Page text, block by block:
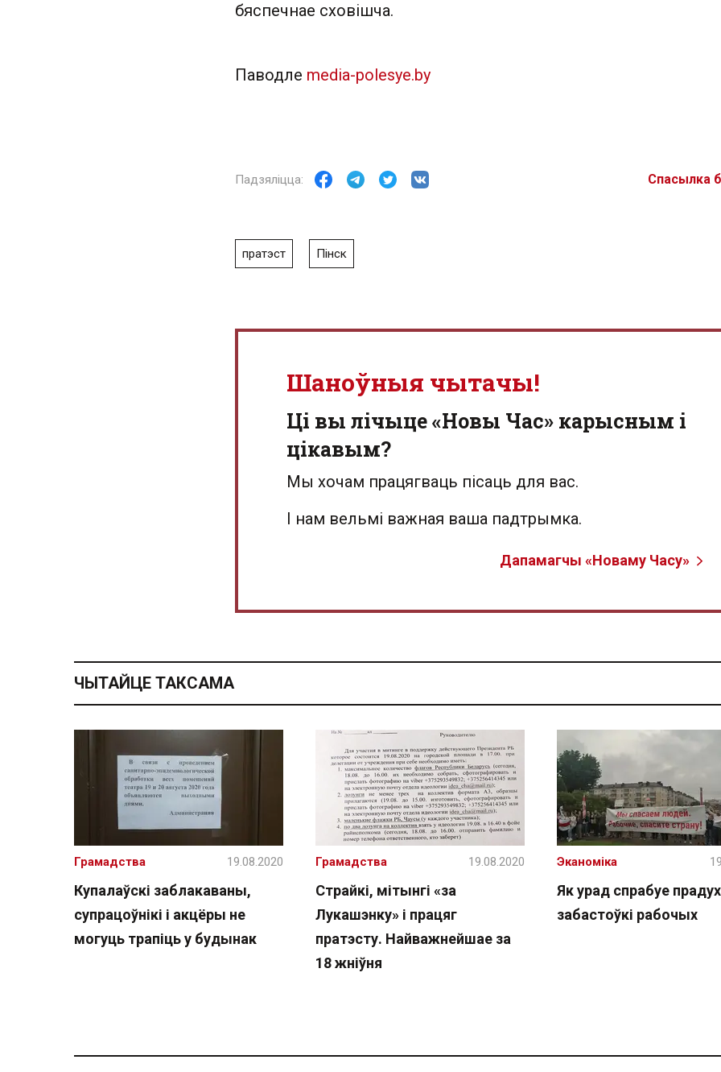
бяспечнае сховішча.
Паводле media-polesye.by
Спасылка
пратэст Пінск
Шаноўныя чытачы!
Ці вы лічыце «Новы Час» карысным і
цікавым?
Мы хочам працягваць пісаць для вас.
І нам вельмі важная ваша падтрымка.
Дапамагчы «Новаму Часу»
ЧЫТАЙЦЕ ТАКСАМА
Купалаўскі заблакаваны,
супрацоўнікі і акцёры не
могуць трапіць у будынак
Грамадства 19.08.2020
Страйкі, мітынгі «за
Лукашэнку» і працяг
пратэсту. Найважнейшае за
18 жніўня
Грамадства 19.08.2020
Як урад спрабуе
забастоўкі рабочых
Эканоміка